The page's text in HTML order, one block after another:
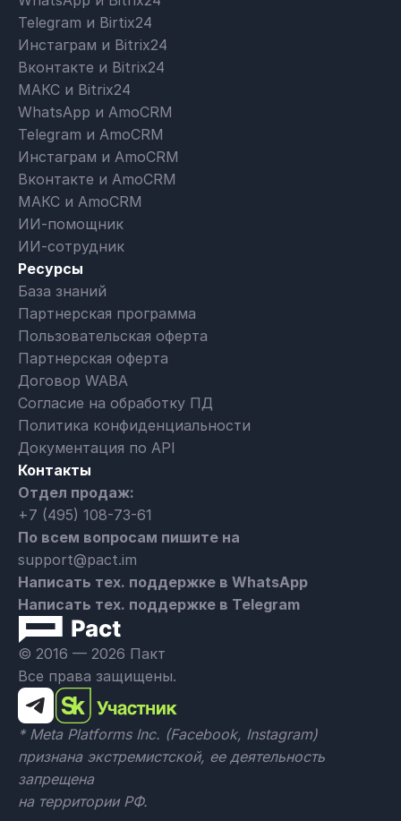
© 2016 — 2026 Пакт
Все права защищены.
* Meta Platforms Inc. (Facebook, Instagram)
признана экстремистской, ее деятельность
запрещена
на территории РФ.
Telegram и Birtix24
Инстаграм и Bitrix24
Вконтакте и Bitrix24
МАКС и Bitrix24
WhatsApp и AmoCRM
Telegram и AmoCRM
Инстаграм и AmoCRM
Вконтакте и AmoCRM
МАКС и AmoCRM
ИИ-помощник
ИИ-сотрудник
Ресурсы
База знаний
Партнерская программа
Пользовательская оферта
Партнерская оферта
Договор WABA
Согласие на обработку ПД
Политика конфиденциальности
Документация по API
Контакты
Отдел продаж:
+7 (495) 108-73-61
По всем вопросам пишите на
support@pact.im
Написать тех. поддержке в WhatsApp
Написать тех. поддержке в Telegram